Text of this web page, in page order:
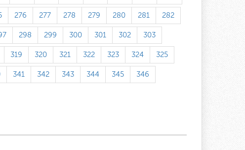
276 277 278 279 280 281 282
298 299 300 301 302 303
319 320 321 322 323 324 325
341 342 343 344 345 346